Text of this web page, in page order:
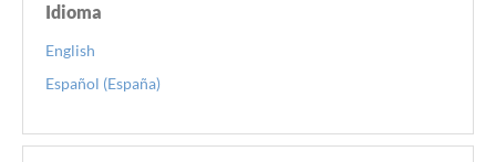
Idioma
English
Español (España)